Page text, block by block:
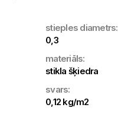
stieples diametrs:
0,3
materiāls:
stikla šķiedra
svars:
0,12 kg/m2